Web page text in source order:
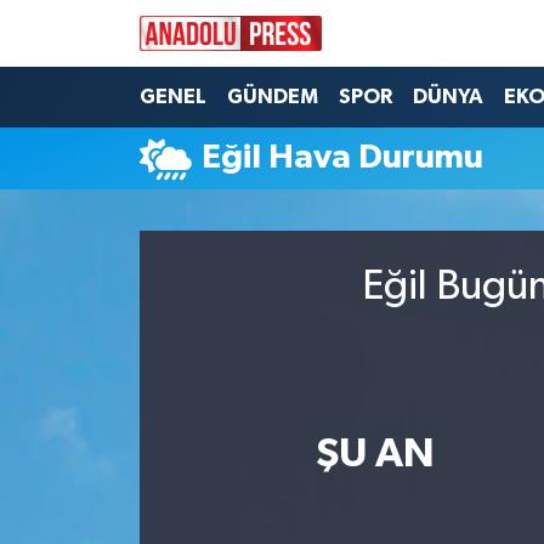
GENEL GÜNDEM SPOR DÜNYA
Eğil Hava Durumu
Eğil
ŞU AN
Nöbetçi Eczaneler
Hava Durumu